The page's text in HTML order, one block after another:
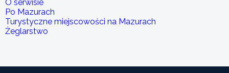
O serwisie
Po Mazurach
Turystyczne miejscowości na Mazurach
Żeglarstwo